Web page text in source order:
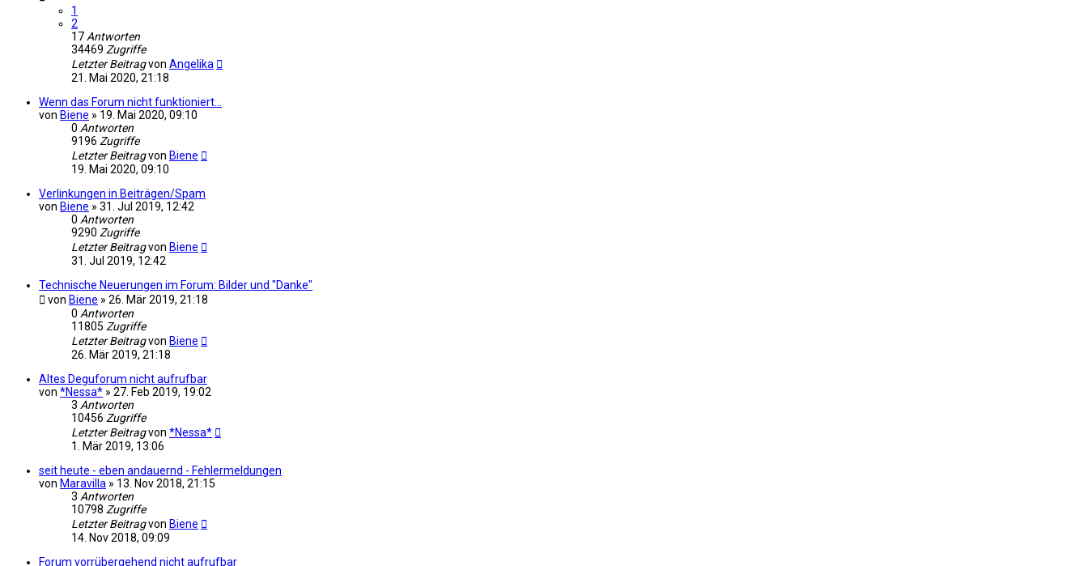
1
2
17 Antworten
34469 Zugriffe
Letzter Beitragvon Angelika
21. Mai 2020, 21:18
Wenn das Forum nicht funktioniert...
von Biene » 19. Mai 2020, 09:10
0 Antworten
9196 Zugriffe
Letzter Beitragvon Biene
19. Mai 2020, 09:10
Verlinkungen in Beiträgen/Spam
von Biene » 31. Jul 2019, 12:42
0 Antworten
9290 Zugriffe
Letzter Beitragvon Biene
31. Jul 2019, 12:42
Technische Neuerungen im Forum: Bilder und "Danke"
von Biene » 26. Mär 2019, 21:18
0 Antworten
11805 Zugriffe
Letzter Beitragvon Biene
26. Mär 2019, 21:18
Altes Deguforum nicht aufrufbar
von *Nessa* » 27. Feb 2019, 19:02
3 Antworten
10456 Zugriffe
Letzter Beitragvon *Nessa*
1. Mär 2019, 13:06
seit heute - eben andauernd - Fehlermeldungen
von Maravilla » 13. Nov 2018, 21:15
3 Antworten
10798 Zugriffe
Letzter Beitragvon Biene
14. Nov 2018, 09:09
Forum vorrübergehend nicht aufrufbar